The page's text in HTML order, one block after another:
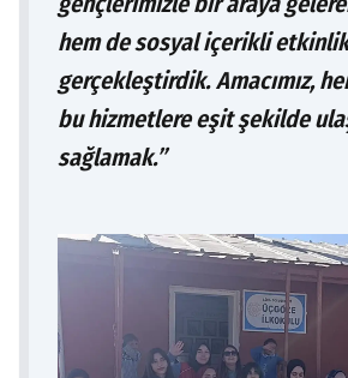
hem de sosyal içerikli
gerçekleştirdik. Amacımız,
bu hizmetlere eşit şekilde
sağlamak.”